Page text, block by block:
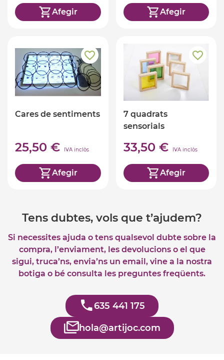
Afegir Afegir
Cares de sentiments
25,50 € IVA inclòs
Afegir
7 quadrats
sensorials
33,50 € IVA inclòs
Afegir
Tens dubtes, vols que t’ajudem?
Si necessites ajuda o tens qualsevol dubte sobre la
compra, l’enviament, les devolucions o el que
sigui, truca’ns, envia’ns un email, vine a la nostra
botiga o bé consulta les preguntes freqüents.
635 441 175
hola@artijoc.com